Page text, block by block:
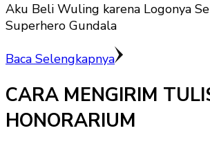
Aku Beli Wuling karena Logonya
Superhero Gundala
Baca Selengkapnya
CARA MENGIRIM
HONORARIUM